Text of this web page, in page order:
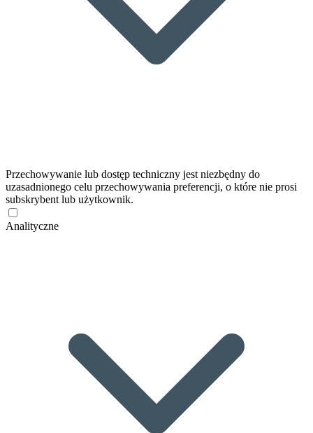
Przechowywanie lub dostęp techniczny jest niezbędny do
uzasadnionego celu przechowywania preferencji, o które nie prosi
subskrybent lub użytkownik.
Analityczne